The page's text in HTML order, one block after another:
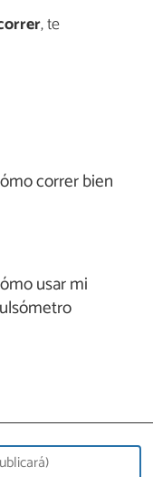
, te
correr bien
usar mi